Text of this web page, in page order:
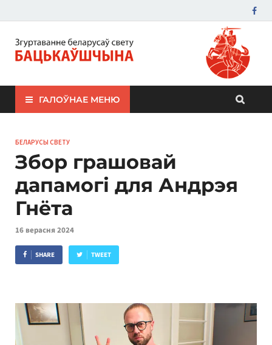
ЗБС "Бацькаўшчына"
ГАЛОЎНАЕ МЕНЮ
БЕЛАРУСЫ СВЕТУ
Збор грашовай
дапамогі для Андрэя
Гнёта
16 верасня 2024
SHARE TWEET